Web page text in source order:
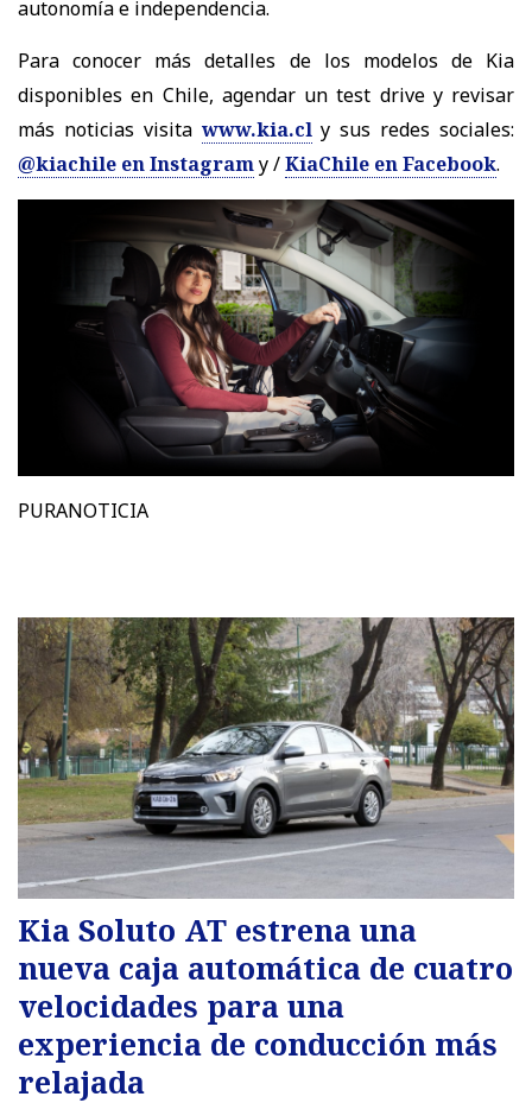
autonomía e independencia.
Para conocer más detalles de los modelos de Kia
disponibles en Chile, agendar un test drive y revisar
más noticias visita www.kia.cly sus redes sociales:
@kiachile en Instagramy /KiaChile en Facebook.
PURANOTICIA
Kia Soluto AT estrena una
nueva caja automática de cuatro
velocidades para una
experiencia de conducción más
relajada